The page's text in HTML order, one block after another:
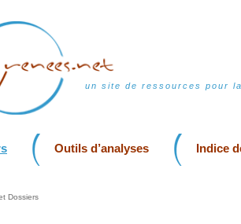
un site de ressources pour
Outils d’analyses Indice
Dossiers